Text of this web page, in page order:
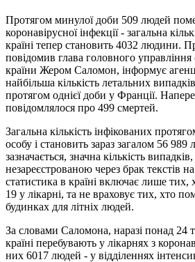
Протягом минулої доби 509 людей
коронавірусної інфекції - загальна
країні тепер становить 4032 людини.
повідомив глава головного
країни Жером Саломон, інформує
найбільша кількість летальних
протягом однієї доби у Франції.
повідомлялося про 499 смертей.
Загальна кількість інфікованих
особу і становить зараз загалом 56
зазначається, значна кількість
незареєстрованою через брак текстів
статистика в країні включає лише
19 у лікарні, та не враховує тих, хто
будинках для літніх людей.
За словами Саломона, наразі понад 24
країні перебувають у лікарнях з
них 6017 людей - у відділеннях